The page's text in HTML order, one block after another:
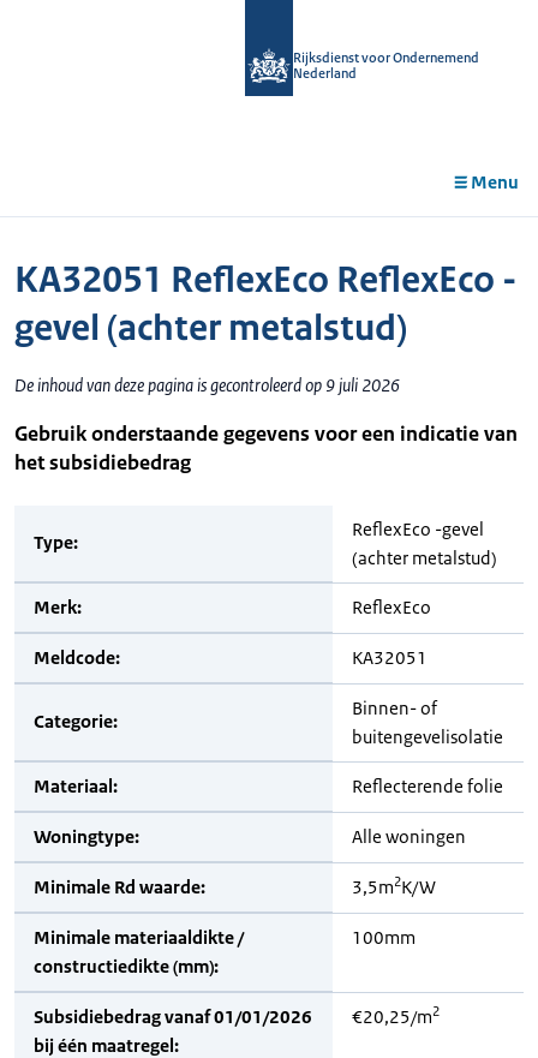
Rijksdienst voor Ondernemend
Nederland
Menu
KA32051 ReflexEco ReflexEco -
gevel (achter metalstud)
De inhoud van deze pagina is gecontroleerd op 9 juli 2026
Gebruik onderstaande gegevens voor een indicatie van
het subsidiebedrag
Type:
ReflexEco -gevel
(achter metalstud)
Merk: ReflexEco
Meldcode: KA32051
Categorie:
Binnen- of
buitengevelisolatie
Materiaal: Reflecterende folie
Woningtype: Alle woningen
Minimale Rd waarde: 3,5m2K/W
Minimale materiaaldikte /
constructiedikte (mm):
100mm
Subsidiebedrag vanaf 01/01/2026
bij één maatregel:
€20,25/m2